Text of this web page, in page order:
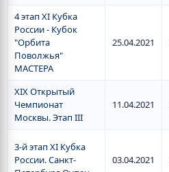
4 этап XI Кубка
России - Кубок
"Орбита
Поволжья"
МАСТЕРА
25.04.2021
XIX Открытый
Чемпионат
Москвы. Этап III
11.04.2021
3-й этап ХI Кубка
России. Санкт-
03.04.2021